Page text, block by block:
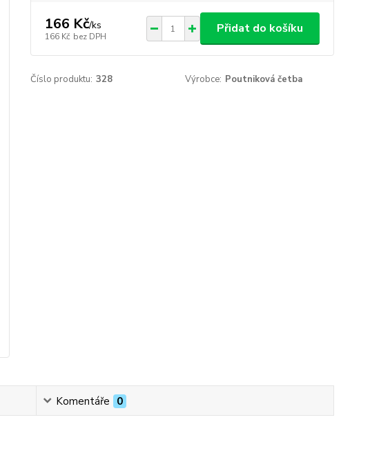
166 Kč/ks
166 Kč bez DPH
Přidat do košíku
Číslo produktu: 328 Výrobce: Poutniková četba
Komentáře 0